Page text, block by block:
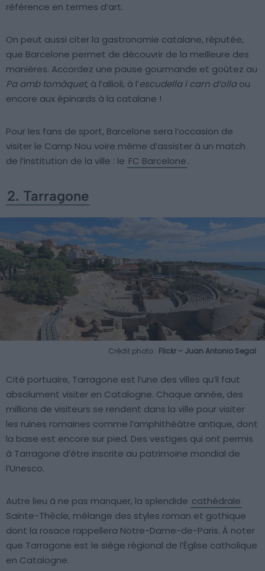
référence en termes d’art.
On peut aussi citer la gastronomie catalane, réputée,
que Barcelone permet de découvrir de la meilleure des
manières. Accordez une pause gourmande et goûtez au
Pa amb tomàquet, à l’allioli, à l’escudella i carn d’ollaou
encore aux épinards à la catalane !
Pour les fans de sport, Barcelone sera l’occasion de
visiter le Camp Nou voire même d’assister à un match
de l’institution de la ville : le FC Barcelone.
2. Tarragone
Crédit photo : Flickr – Juan Antonio Segal
Cité portuaire, Tarragone est l’une des villes qu’il faut
absolument visiter en Catalogne. Chaque année, des
millions de visiteurs se rendent dans la ville pour visiter
les ruines romaines comme l’amphithéâtre antique, dont
la base est encore sur pied. Des vestiges qui ont permis
à Tarragone d’être inscrite au patrimoine mondial de
l’Unesco.
Autre lieu à ne pas manquer, la splendide cathédrale
Sainte-Thècle, mélange des styles roman et gothique
dont la rosace rappellera Notre-Dame-de-Paris. À noter
que Tarragone est le siège régional de l’Église catholique
en Catalogne.